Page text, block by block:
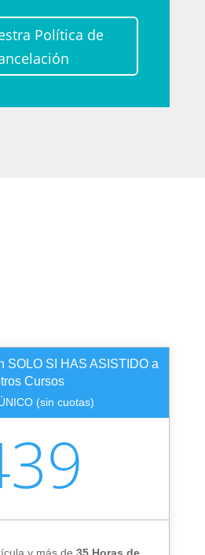
Política de
SOLO SI HAS ASISTIDO a
Cursos
(sin cuotas)